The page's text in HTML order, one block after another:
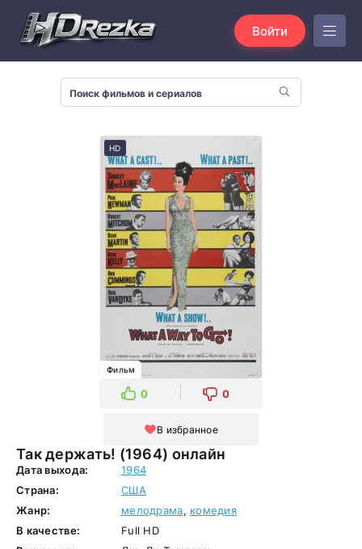
Войти
Так держать! (1964) онлайн
HD
Фильм
0 0
В избранное
Дата выхода:
1964
Страна:
США
Жанр:
мелодрама, комедия
В качестве:
Full HD